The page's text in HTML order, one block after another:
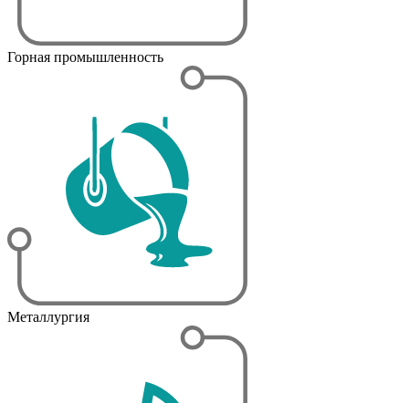
Горная промышленность
Металлургия